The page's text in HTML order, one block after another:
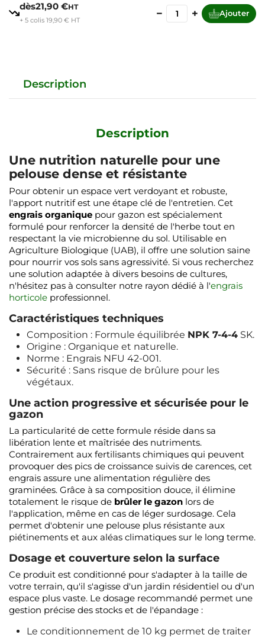
dès21,90 €HT
+ 5 colis 19,90 € HT
− + Ajouter
Description
Description
Une nutrition naturelle pour une
pelouse dense et résistante
Pour obtenir un espace vert verdoyant et robuste,
l'apport nutritif est une étape clé de l'entretien. Cet
engrais organique pour gazon est spécialement
formulé pour renforcer la densité de l'herbe tout en
respectant la vie microbienne du sol. Utilisable en
Agriculture Biologique (UAB), il offre une solution saine
pour nourrir vos sols sans agressivité. Si vous recherchez
une solution adaptée à divers besoins de cultures,
n'hésitez pas à consulter notre rayon dédié à l'engrais
horticole professionnel.
Caractéristiques techniques
Composition : Formule équilibrée NPK 7-4-4 SK.
Origine : Organique et naturelle.
Norme : Engrais NFU 42-001.
Sécurité : Sans risque de brûlure pour les
végétaux.
Une action progressive et sécurisée pour le
gazon
La particularité de cette formule réside dans sa
libération lente et maîtrisée des nutriments.
Contrairement aux fertilisants chimiques qui peuvent
provoquer des pics de croissance suivis de carences, cet
engrais assure une alimentation régulière des
graminées. Grâce à sa composition douce, il élimine
totalement le risque de brûler le gazon lors de
l'application, même en cas de léger surdosage. Cela
permet d'obtenir une pelouse plus résistante aux
piétinements et aux aléas climatiques sur le long terme.
Dosage et couverture selon la surface
Ce produit est conditionné pour s'adapter à la taille de
votre terrain, qu'il s'agisse d'un jardin résidentiel ou d'un
espace plus vaste. Le dosage recommandé permet une
gestion précise des stocks et de l'épandage :
Le conditionnement de 10 kg permet de traiter